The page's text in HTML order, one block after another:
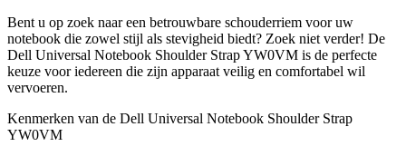
Bent u op zoek naar een betrouwbare schouderriem voor uw
notebook die zowel stijl als stevigheid biedt? Zoek niet verder! De
Dell Universal Notebook Shoulder Strap YW0VM is de perfecte
keuze voor iedereen die zijn apparaat veilig en comfortabel wil
vervoeren.
Kenmerken van de Dell Universal Notebook Shoulder Strap
YW0VM